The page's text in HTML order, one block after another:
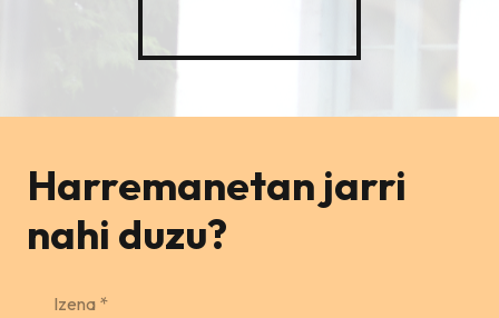
Harremanetan jarri
nahi duzu?